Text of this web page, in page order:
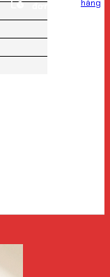
đơn hàng
hàng